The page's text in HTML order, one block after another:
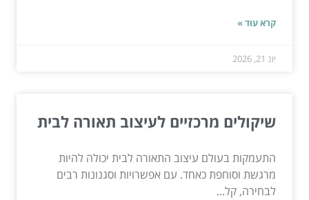
קרא עוד »
יונ 21, 2026
שיקולים מרכזיים לעיצוב תאורה לבית
התעמקות בעולם עיצוב התאורה לבית יכולה להיות
מרגשת וסוחפת כאחד. עם אפשרויות וסגנונות רבים
לבחירה, קל...